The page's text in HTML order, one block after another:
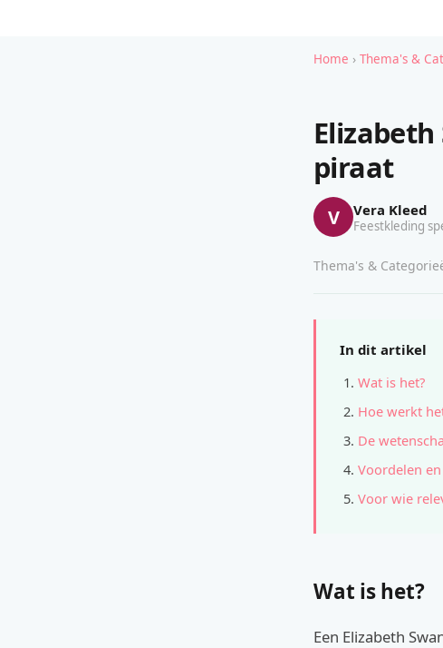
Home › Thema's &
piraat
V Vera Kleed
Feestkleding
Thema's &
In dit artikel
Wat is het?
Hoe werkt
De
Voordelen
Voor wie
Wat is het?
Een Elizabeth